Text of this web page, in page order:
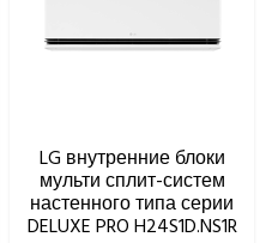
LG внутренние блоки
мульти сплит-систем
настенного типа серии
DELUXE PRO H24S1D.NS1R